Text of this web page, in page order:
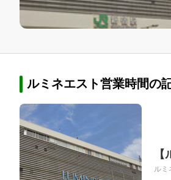
ルミネエスト営業時間の
ルミ